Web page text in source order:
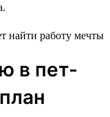
в пет-